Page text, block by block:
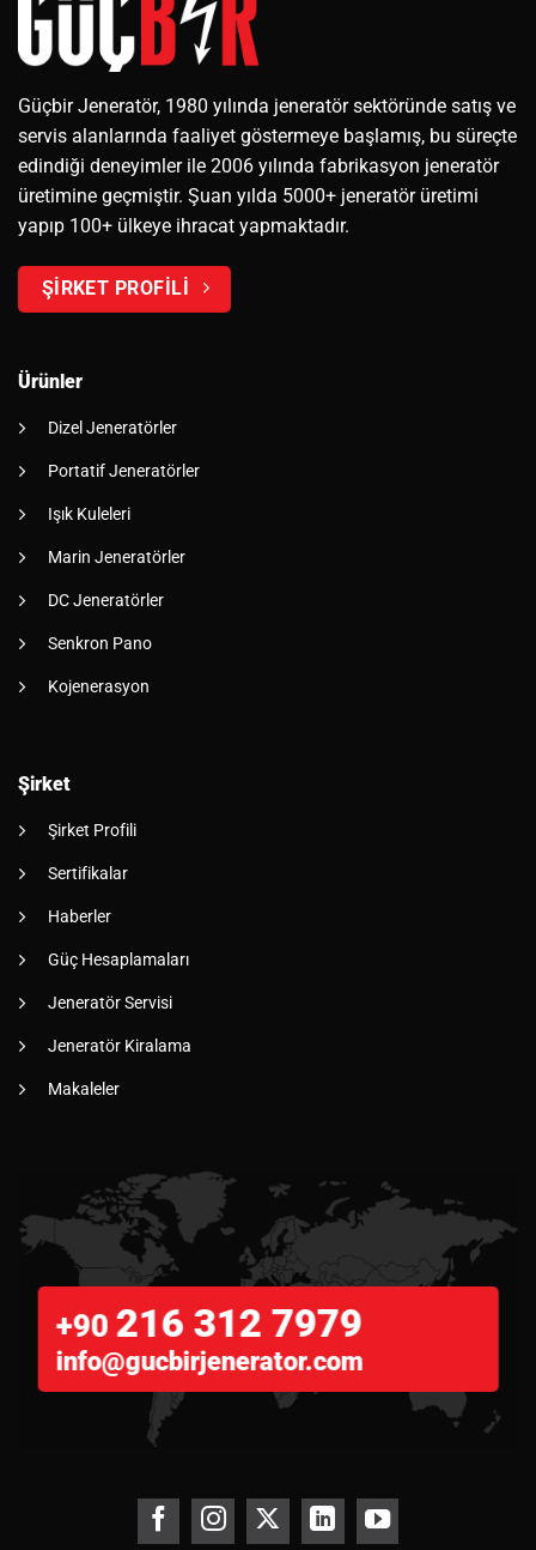
Güçbir Jeneratör, 1980 yılında jeneratör sektöründe satış ve
servis alanlarında faaliyet göstermeye başlamış, bu süreçte
edindiği deneyimler ile 2006 yılında fabrikasyon jeneratör
üretimine geçmiştir. Şuan yılda 5000+ jeneratör üretimi
yapıp 100+ ülkeye ihracat yapmaktadır.
ŞİRKET PROFİLİ
Ürünler
Dizel Jeneratörler
Portatif Jeneratörler
Işık Kuleleri
Marin Jeneratörler
DC Jeneratörler
Senkron Pano
Kojenerasyon
Şirket
Şirket Profili
Sertifikalar
Haberler
Güç Hesaplamaları
Jeneratör Servisi
Jeneratör Kiralama
Makaleler
+90 216 312 7979
info@gucbirjenerator.com